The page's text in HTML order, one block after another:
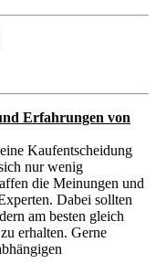
Erfahrungen von
Kaufentscheidung
nur wenig
die Meinungen und
Dabei sollten
am besten gleich
erhalten. Gerne